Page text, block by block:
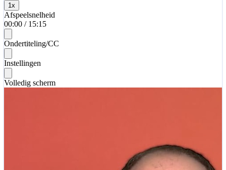
1 x
Afspeelsnelheid
00:00 / 15:15
Ondertiteling/CC
Instellingen
Volledig scherm